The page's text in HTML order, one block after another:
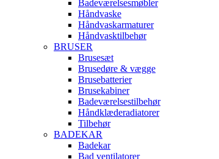
Badeværelsesmøbler
Håndvaske
Håndvaskarmaturer
Håndvasktilbehør
BRUSER
Brusesæt
Brusedøre & vægge
Brusebatterier
Brusekabiner
Badeværelsestilbehør
Håndklæderadiatorer
Tilbehør
BADEKAR
Badekar
Bad ventilatorer